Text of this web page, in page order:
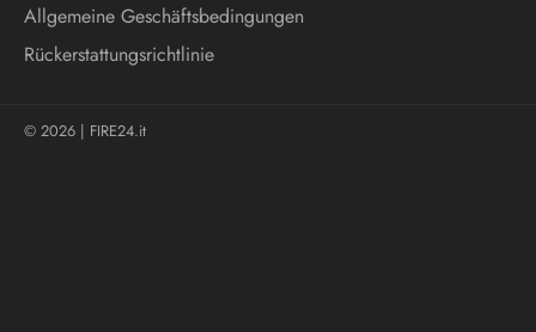
Allgemeine Geschäftsbedingungen
Rückerstattungsrichtlinie
© 2026 | FIRE24.it